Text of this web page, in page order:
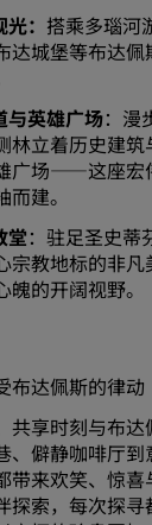
： 搭乘多瑙河
达城堡等布达
与英雄广场：漫
林立着历史建
广场——这座宏
建。
堂：驻足圣史蒂
宗教地标的非
的开阔视野。
布达佩斯的律动
共享时刻与布
僻静咖啡厅到
带来欢笑、惊
探索，每次探